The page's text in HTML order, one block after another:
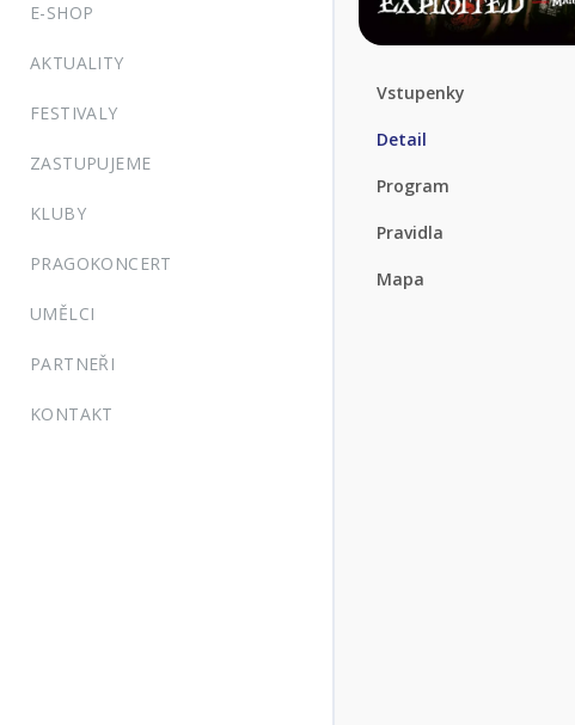
E-SHOP
AKTUALITY
FESTIVALY
ZASTUPUJEME
KLUBY
PRAGOKONCERT
UMĚLCI
PARTNEŘI
KONTAKT
Vstupenky
Detail
Program
Pravidla
Mapa